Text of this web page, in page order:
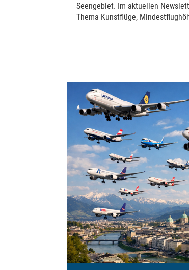
Seengebiet. Im aktuellen
Thema Kunstflüge,